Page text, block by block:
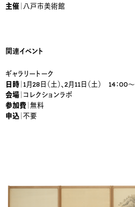
主催 ｜八戸市美術館
関連イベント
ギャラリートーク
日時 ｜1月28日（土）、2月11日（土） 14：00～
会場 ｜コレクションラボ
参加費 ｜無料
申込 ｜不要